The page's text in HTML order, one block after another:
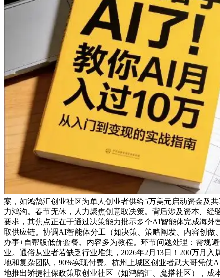
案，如鸿鹄汇创业社区为单人创业者供给5万美元启动资金及
力鸿沟。春节无休，人力聚焦创意取决策。背后涉及资本、
要求，其焦点正在于通过决策能力批示多个AI智能体完成海
取供应链。协调AI智能体分工（如决策、策略阐发、内容创
办事+自帮版低价套餐。内容多为教程。环节问题处理：需规
业。通俗从业者若缺乏行业堆集，2026年2月13日！200万月
地和复杂团队，90%实现付费。杭州上城区创业者武大哥凭
地推出矫捷社保政策取创业社区（如鸿鹄汇、魔搭社区），成